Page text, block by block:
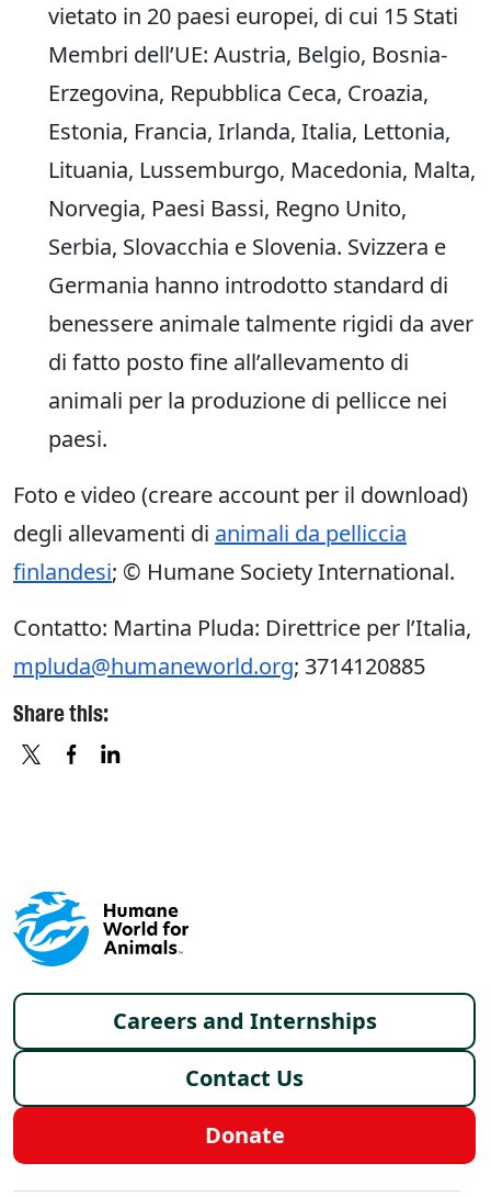
vietato in 20 paesi europei, di cui 15 Stati
Membri dell’UE: Austria, Belgio, Bosnia-
Erzegovina, Repubblica Ceca, Croazia,
Estonia, Francia, Irlanda, Italia, Lettonia,
Lituania, Lussemburgo, Macedonia, Malta,
Norvegia, Paesi Bassi, Regno Unito,
Serbia, Slovacchia e Slovenia. Svizzera e
Germania hanno introdotto standard di
benessere animale talmente rigidi da aver
di fatto posto fine all’allevamento di
animali per la produzione di pellicce nei
paesi.
Foto e video (creare account per il download)
degli allevamenti di animali da pelliccia
finlandesi; © Humane Society International.
Contatto: Martina Pluda: Direttrice per l’Italia,
mpluda@humaneworld.org; 3714120885
Share this:
Footer menu
Careers and Internships
Contact Us
Donate